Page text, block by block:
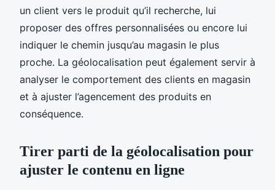
un client vers le produit qu’il recherche, lui
proposer des offres personnalisées ou encore lui
indiquer le chemin jusqu’au magasin le plus
proche. La géolocalisation peut également servir à
analyser le comportement des clients en magasin
et à ajuster l’agencement des produits en
conséquence.
Tirer parti de la géolocalisation pour
ajuster le contenu en ligne